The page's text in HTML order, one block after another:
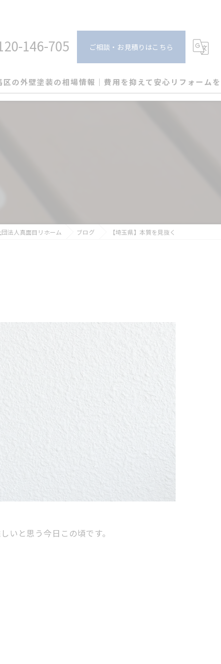
146-705 ご相談・お見積りはこちら
区の外壁塗装の相場情報｜費用を抑えて安心リフォームを
法人真面目リホーム ブログ 【埼玉県】本質を見抜く
いと思う今日この頃です。